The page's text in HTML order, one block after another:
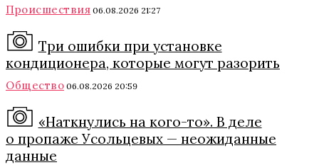
Происшествия 06.08.2026 21:27
Три ошибки при установке
кондиционера, которые могут разорить
Общество 06.08.2026 20:59
«Наткнулись на кого-то». В деле
о пропаже Усольцевых — неожиданные
данные